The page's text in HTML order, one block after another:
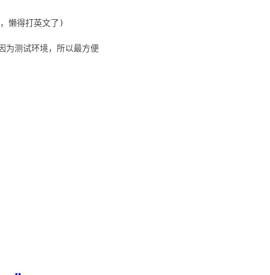
得打英文了)
测试环境，所以最方便